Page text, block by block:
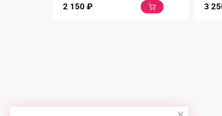
2 150 ₽ 3